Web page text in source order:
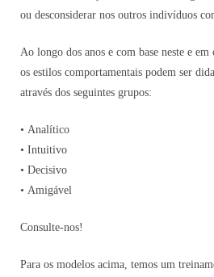
ou desconsiderar nos outros indivíduos
Ao longo dos anos e com base neste e
os estilos comportamentais podem ser
através dos seguintes grupos:
• Analítico
• Intuitivo
• Decisivo
• Amigável
Consulte-nos!
Para os modelos acima, temos um